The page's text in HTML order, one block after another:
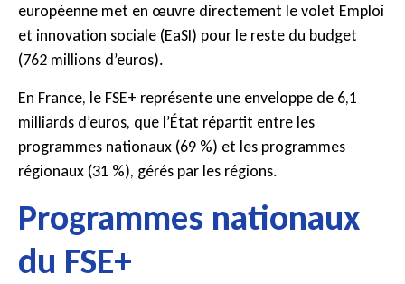
européenne met en œuvre directement le volet Emploi
et innovation sociale (EaSI) pour le reste du budget
(762 millions d’euros).
En France, le FSE+ représente une enveloppe de 6,1
milliards d’euros, que l’État répartit entre les
programmes nationaux (69 %) et les programmes
régionaux (31 %), gérés par les régions.
Programmes nationaux
du FSE+